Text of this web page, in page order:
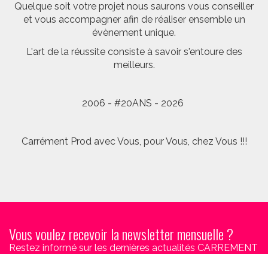
Quelque soit votre projet nous saurons vous conseiller
et vous accompagner afin de réaliser ensemble un
évènement unique.
L'art de la réussite consiste à savoir s'entoure des
meilleurs.
2006 - #20ANS - 2026
Carrément Prod avec Vous, pour Vous, chez Vous !!!
Vous voulez recevoir la newsletter mensuelle ?
Restez informé sur les dernières actualités CARREMENT